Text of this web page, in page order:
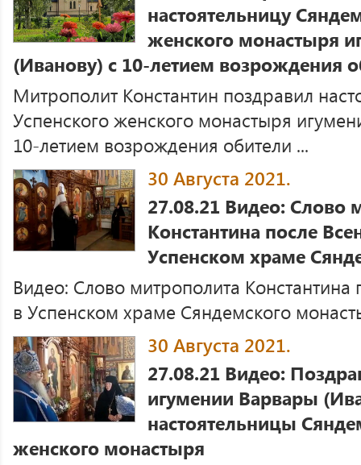
настоятельницу
женского монастыря
(Иванову) с 10-летием возрождения
Митрополит Константин поздравил
Успенского женского монастыря
10-летием возрождения обители ...
30 Августа 2021.
27.08.21 Видео: Слово
Константина после
Успенском храме
Видео: Слово митрополита
в Успенском храме Сяндемского
30 Августа 2021.
27.08.21 Видео:
игумении Варвары
настоятельницы
женского монастыря